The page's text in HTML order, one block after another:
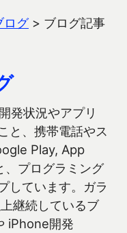
ログ> ブログ記事
発状況やアプリ
と、携帯電話やス
Play, App
プログラミング
しています。ガラ
継続しているブ
iPhone開発